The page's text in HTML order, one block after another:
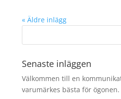
« Äldre inlägg
Senaste inläggen
Välkommen till en
varumärkes bästa för ögonen.